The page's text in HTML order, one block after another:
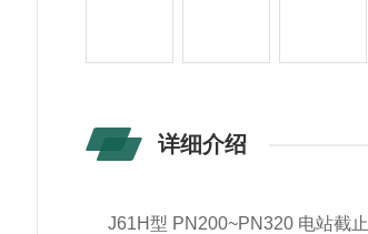
详细介绍
J61H型 PN200~PN320 电站截